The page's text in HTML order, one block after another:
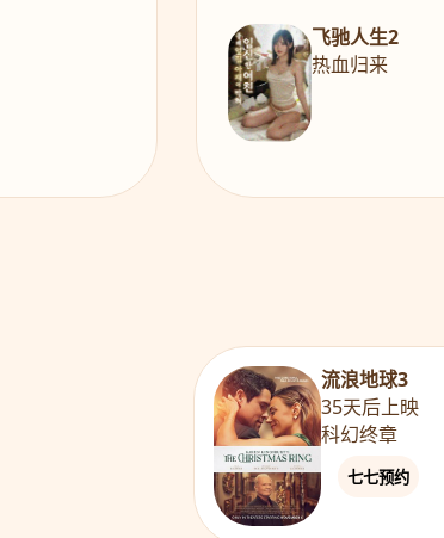
飞驰人生2
热血归来
流浪地球3
35天后上映
科幻终章
七七预约